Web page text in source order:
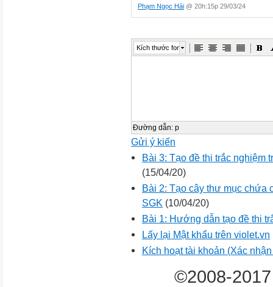
Phạm Ngọc Hải @ 20h:15p 29/03/24
Kích thước font
Đường dẫn: p
Gửi ý kiến
Bài 3: Tạo đề thi trắc nghiệm
(15/04/20)
Bài 2: Tạo cây thư mục chứa
SGK (10/04/20)
Bài 1: Hướng dẫn tạo đề thi
Lấy lại Mật khẩu trên violet.vn
Kích hoạt tài khoản (Xác
©2008-